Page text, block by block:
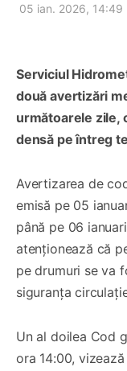
05 ian. 2026, 14:49
Serviciul
două avertizări
următoarele zile,
densă pe întreg
Avertizarea de
emisă pe 05
până pe 06
atenționează că
pe drumuri se va
siguranța
Un al doilea Cod
ora 14:00,